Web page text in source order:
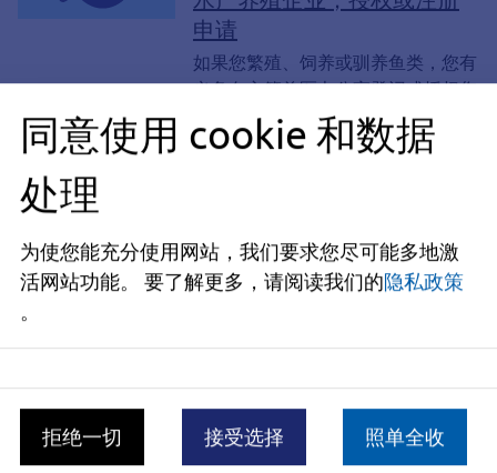
申请
如果您繁殖、饲养或驯养鱼类，您有
义务向主管兽医办公室登记或授权您
的业务，而无需经过询问。
食品检查员在技术监督部门工作，负
责保护消费者权益。县行政办公室的
的招聘工作则由相应市政府负责。
服务
消费者信息；申请获取信息
同意使用 cookie 和数据
处理
为使您能充分使用网站，我们要求您尽可能多地激
活网站功能。
要了解更多，请阅读我们的隐私政策
。
拒绝一切 接受选择 照单全收